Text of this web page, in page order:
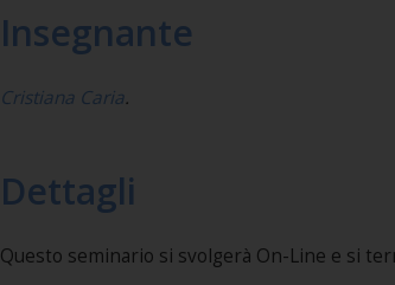
Insegnante
Cristiana Caria.
Dettagli
Questo seminario si svolgerà On-Line e si